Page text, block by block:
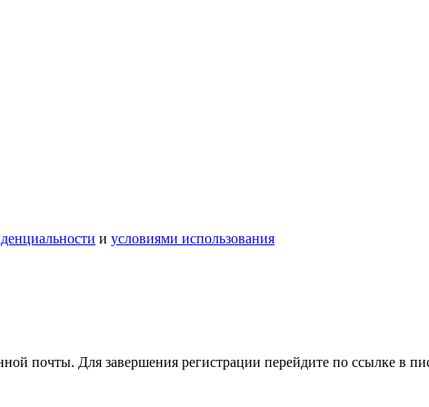
и условиями использования
почты. Для завершения регистрации перейдите по ссылке в